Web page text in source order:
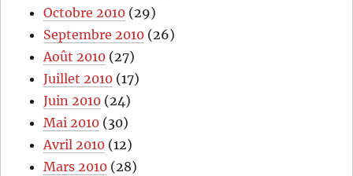
Octobre 2010 (29)
Septembre 2010 (26)
Août 2010 (27)
Juillet 2010 (17)
Juin 2010 (24)
Mai 2010 (30)
Avril 2010 (12)
Mars 2010 (28)